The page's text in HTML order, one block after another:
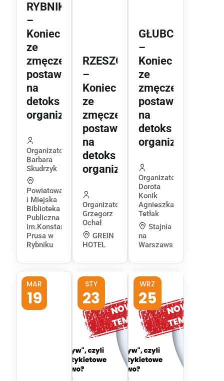
RYBNIK
–
Koniec
ze
zmęczeniem,
postaw
na
detoks
organizmu!
Organizator:
Barbara
Skudrzyk
Powiatowa
i Miejska
Biblioteka
Publiczna
im.Konstantego
Prusa w
Rybniku
RZESZÓW
–
Koniec
ze
zmęczeniem,
postaw
na
detoks
organizmu!
Organizator:
Grzegorz
Ochał
GREIN
HOTEL
GŁUBCZYCE
–
Koniec
ze
zmęczeniem,
postaw
na
detoks
organizmu!
Organizator:
Dorota
Konik
Agnieszka
Tetłak
Stajnia
na
Warszawskiej
MAR
19
STY
23
WRZ
25